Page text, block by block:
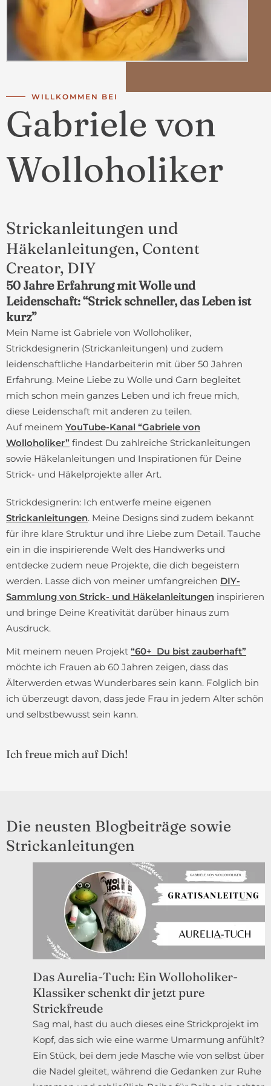
WILLKOMMEN BEI
Gabriele von
Wolloholiker
Strickanleitungen und
Häkelanleitungen, Content
Creator, DIY
50 Jahre Erfahrung mit Wolle und
Leidenschaft: “Strick schneller, das Leben ist
kurz”
Mein Name ist Gabriele von Wolloholiker,
Strickdesignerin (Strickanleitungen) und zudem
leidenschaftliche Handarbeiterin mit über 50 Jahren
Erfahrung. Meine Liebe zu Wolle und Garn begleitet
mich schon mein ganzes Leben und ich freue mich,
diese Leidenschaft mit anderen zu teilen.
Auf meinem YouTube-Kanal “Gabriele von
Wolloholiker” findest Du zahlreiche Strickanleitungen
sowie Häkelanleitungen und Inspirationen für Deine
Strick- und Häkelprojekte aller Art.
Strickdesignerin: Ich entwerfe meine eigenen
Strickanleitungen. Meine Designs sind zudem bekannt
für ihre klare Struktur und ihre Liebe zum Detail. Tauche
ein in die inspirierende Welt des Handwerks und
entdecke zudem neue Projekte, die dich begeistern
werden. Lasse dich von meiner umfangreichen DIY-
Sammlung von Strick- und Häkelanleitungen inspirieren
und bringe Deine Kreativität darüber hinaus zum
Ausdruck.
Mit meinem neuen Projekt “60+ Du bist zauberhaft”
möchte ich Frauen ab 60 Jahren zeigen, dass das
Älterwerden etwas Wunderbares sein kann. Folglich bin
ich überzeugt davon, dass jede Frau in jedem Alter schön
und selbstbewusst sein kann.
Ich freue mich auf Dich!
Die neusten Blogbeiträge sowie
Strickanleitungen
Das Aurelia-Tuch: Ein Wolloholiker-
Klassiker schenkt dir jetzt pure
Strickfreude
Sag mal, hast du auch dieses eine Strickprojekt im
Kopf, das sich wie eine warme Umarmung anfühlt?
Ein Stück, bei dem jede Masche wie von selbst über
die Nadel gleitet, während die Gedanken zur Ruhe